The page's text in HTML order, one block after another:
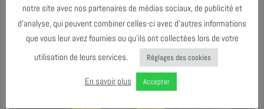
notre site avec nos partenaires de médias sociaux, de publicité et
d’analyse, qui peuvent combiner celles-ci avec d’autres informations
que vous leur avez fournies ou qu’ils ont collectées lors de votre
utilisation de leurs services.
Réglages des cookies
En savoir plus Accepter